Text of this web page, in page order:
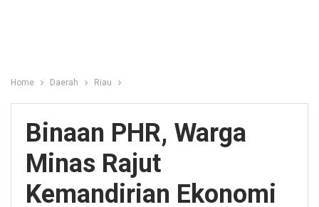
Home Daerah Riau
Binaan PHR, Warga
Minas Rajut
Kemandirian Ekonomi